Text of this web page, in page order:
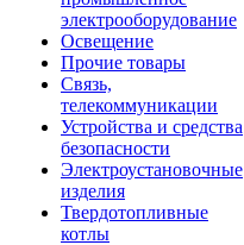
электрооборудование
Освещение
Прочие товары
Связь,
телекоммуникации
Устройства и средства
безопасности
Электроустановочные
изделия
Твердотопливные
котлы